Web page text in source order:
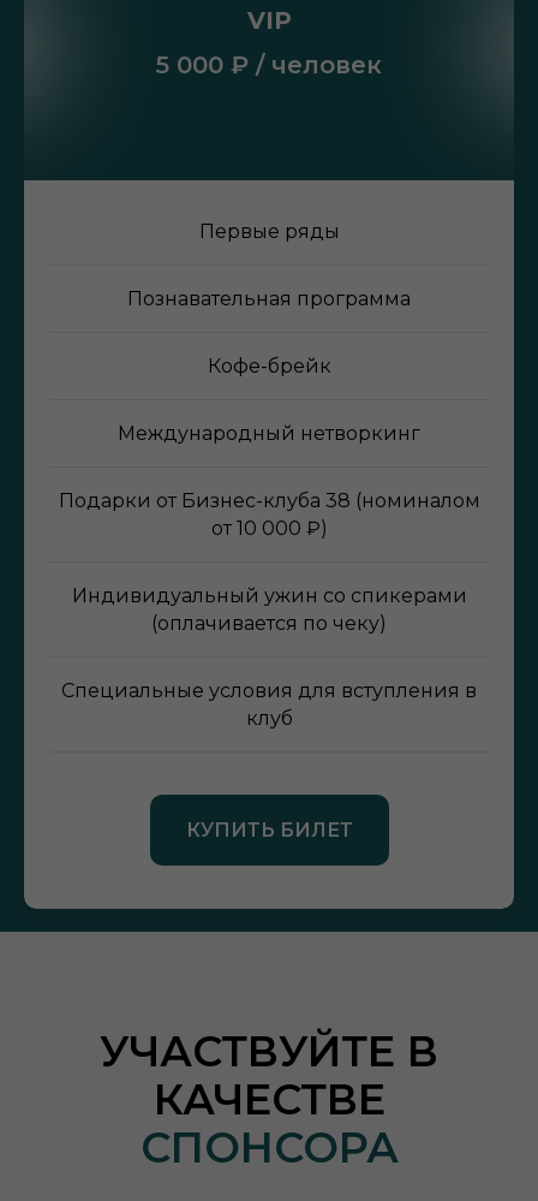
VIP
5 000 ₽ / человек
Первые ряды
Познавательная программа
Кофе-брейк
Международный нетворкинг
Подарки от Бизнес-клуба 38 (номиналом
от 10 000 ₽)
Индивидуальный ужин со спикерами
(оплачивается по чеку)
Специальные условия для вступления в
клуб
КУПИТЬ БИЛЕТ
УЧАСТВУЙТЕ В
КАЧЕСТВЕ
СПОНСОРА